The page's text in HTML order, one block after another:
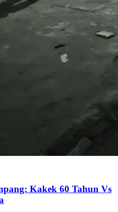
Kakek 60 Tahun Vs